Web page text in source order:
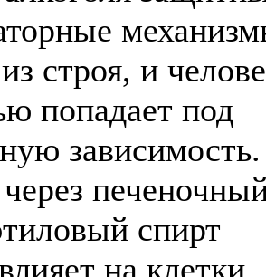
строя, и
попадает под
зависимость.
спирт
на клетки